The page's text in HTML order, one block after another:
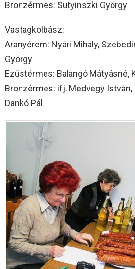
Bronzérmes: Sutyinszki György
Vastagkolbász:
Aranyérem: Nyári Mihály,
György
Ezüstérmes: Balangó Mátyásné,
Bronzérmes: ifj. Medvegy István,
Dankó Pál